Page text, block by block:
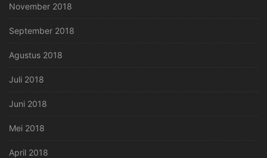
November 2018
September 2018
Agustus 2018
Juli 2018
Juni 2018
Mei 2018
April 2018